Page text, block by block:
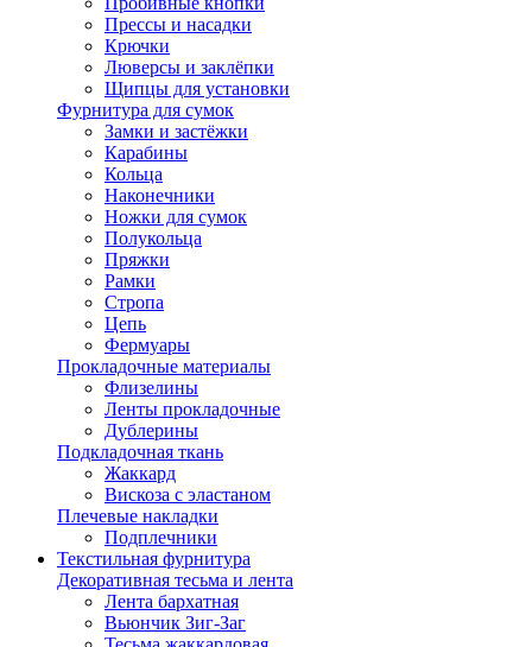
Прессы и насадки
Крючки
Люверсы и заклёпки
Щипцы для установки
Фурнитура для сумок
Замки и застёжки
Карабины
Кольца
Наконечники
Ножки для сумок
Полукольца
Пряжки
Рамки
Стропа
Цепь
Фермуары
Прокладочные материалы
Флизелины
Ленты прокладочные
Дублерины
Подкладочная ткань
Жаккард
Вискоза с эластаном
Плечевые накладки
Подплечники
Текстильная фурнитура
Декоративная тесьма и лента
Лента бархатная
Вьюнчик Зиг-Заг